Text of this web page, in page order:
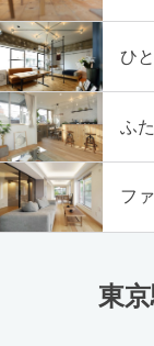
ひ
ふ
フ
東